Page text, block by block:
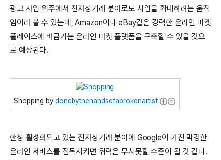
광고 사업 위주에서 전자상거래 분야로도 사업을 확대하려는 움직
임이라 볼 수 있는데, Amazon이나 eBay같은 강력한 온라인 마켓
플레이스에 버금가는 온라인 마켓 플랫폼을 구축할 수 있을 것으
로 예상된다.
Shopping by donebythehandsofabrokenartist
한창 활성화되고 있는 전자상거래 분야에 Google이 가진 막강한
온라인 서비스를 접목시키면 위력은 무시못할 수준이 될 것 같다.